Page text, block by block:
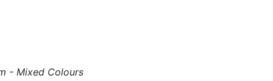
- Mixed Colours